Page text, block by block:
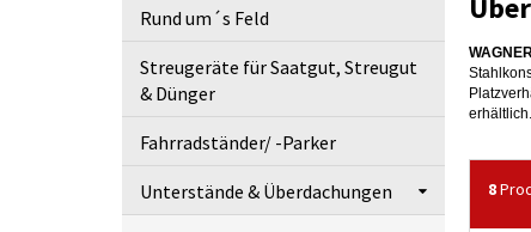
Rund um´s Feld
Streugeräte für Saatgut, Streugut
& Dünger
Fahrradständer/ -Parker
Unterstände & Überdachungen
erhältlich.
8